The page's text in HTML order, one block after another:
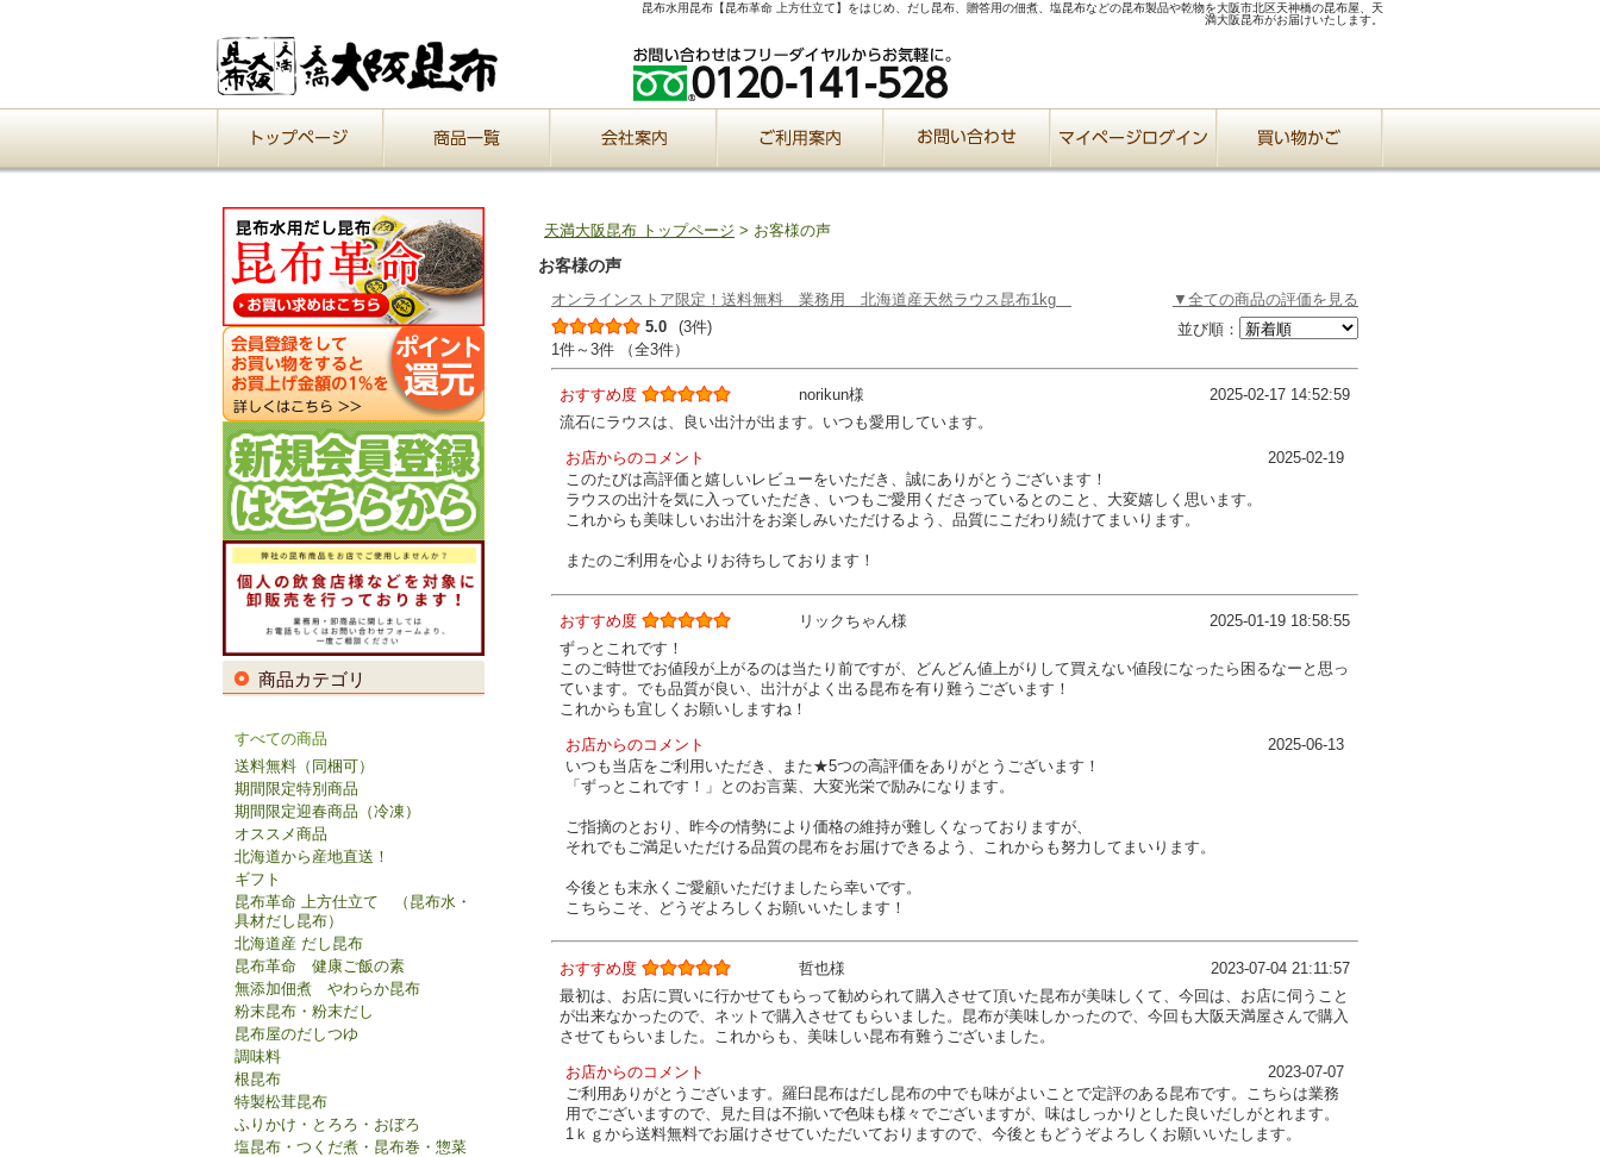
昆布水用昆布【昆布革命 上方仕立て】をはじめ、だし昆布、贈答用の佃煮、塩昆布などの昆布製品や乾物を大阪市北区天神橋の昆布屋、天
満大阪昆布がお届けいたします。
商品カテゴリ
すべての商品
送料無料（同梱可）
期間限定特別商品
期間限定迎春商品（冷凍）
オススメ商品
北海道から産地直送！
ギフト
昆布革命 上方仕立て （昆布水・
具材だし昆布）
北海道産 だし昆布
昆布革命 健康ご飯の素
無添加佃煮 やわらか昆布
粉末昆布・粉末だし
昆布屋のだしつゆ
調味料
根昆布
特製松茸昆布
ふりかけ・とろろ・おぼろ
塩昆布・つくだ煮・昆布巻・惣菜
天満大阪昆布 トップページ > お客様の声
お客様の声
オンラインストア限定！送料無料 業務用 北海道産天然ラウス昆布1kg
▼全ての商品の評価を見る
5.0
(3件)
並び順：
1件～3件 （全3件）
おすすめ度 norikun様
2025-02-17 14:52:59
流石にラウスは、良い出汁が出ます。いつも愛用しています。
お店からのコメント
2025-02-19
このたびは高評価と嬉しいレビューをいただき、誠にありがとうございます！
ラウスの出汁を気に入っていただき、いつもご愛用くださっているとのこと、大変嬉しく思います。
これからも美味しいお出汁をお楽しみいただけるよう、品質にこだわり続けてまいります。
またのご利用を心よりお待ちしております！
おすすめ度 リックちゃん様
2025-01-19 18:58:55
ずっとこれです！
このご時世でお値段が上がるのは当たり前ですが、どんどん値上がりして買えない値段になったら困るなーと思っ
ています。でも品質が良い、出汁がよく出る昆布を有り難うございます！
これからも宜しくお願いしますね！
お店からのコメント
2025-06-13
いつも当店をご利用いただき、また★5つの高評価をありがとうございます！
「ずっとこれです！」とのお言葉、大変光栄で励みになります。
ご指摘のとおり、昨今の情勢により価格の維持が難しくなっておりますが、
それでもご満足いただける品質の昆布をお届けできるよう、これからも努力してまいります。
今後とも末永くご愛顧いただけましたら幸いです。
こちらこそ、どうぞよろしくお願いいたします！
おすすめ度 哲也様
2023-07-04 21:11:57
最初は、お店に買いに行かせてもらって勧められて購入させて頂いた昆布が美味しくて、今回は、お店に伺うこと
が出来なかったので、ネットで購入させてもらいました。昆布が美味しかったので、今回も大阪天満屋さんで購入
させてもらいました。これからも、美味しい昆布有難うございました。
お店からのコメント
2023-07-07
ご利用ありがとうございます。羅臼昆布はだし昆布の中でも味がよいことで定評のある昆布です。こちらは業務
用でございますので、見た目は不揃いで色味も様々でございますが、味はしっかりとした良いだしがとれます。
1ｋｇから送料無料でお届けさせていただいておりますので、今後ともどうぞよろしくお願いいたします。